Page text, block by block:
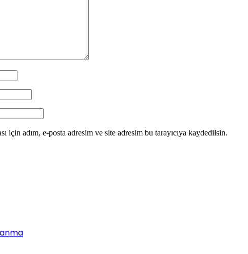
için adım, e-posta adresim ve site adresim bu tarayıcıya kaydedilsin.